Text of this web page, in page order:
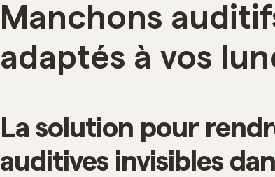
Manchons
adaptés à vos
La solution pour
auditives invisibles